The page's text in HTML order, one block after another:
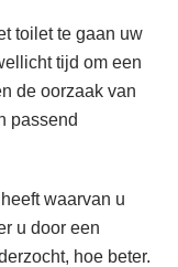
toilet te gaan uw
tijd om een
de oorzaak van
passend
waarvan u
u door een
hoe beter.